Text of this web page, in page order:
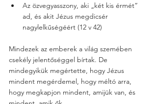
Az özvegyasszony, aki „két kis érmét”
ad, és akit Jézus megdicsér
nagylelkűségéért (12 v 42)
Mindezek az emberek a világ szemében
csekély jelentőséggel bírtak. De
mindegyikük megértette, hogy Jézus
mindent megérdemel, hogy méltó arra,
hogy megkapjon mindent, amijük van, és